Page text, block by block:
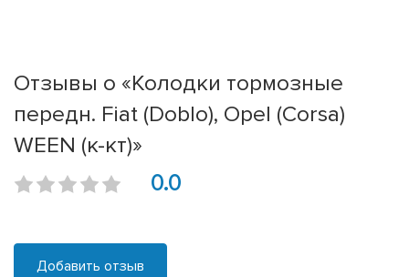
Отзывы о «Колодки тормозные
передн. Fiat (Doblo), Opel (Corsa)
WEEN (к-кт)»
0.0
Добавить отзыв